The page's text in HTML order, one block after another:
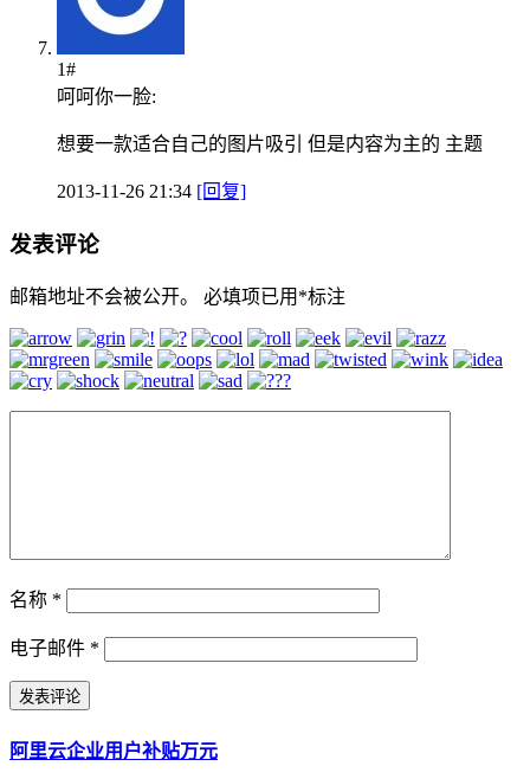
1#
呵呵你一脸:
想要一款适合自己的图片吸引 但是内容为主的 主题
2013-11-26 21:34 [回复]
发表评论
邮箱地址不会被公开。 必填项已用 *标注
名称 *
电子邮件 *
阿里云企业用户补贴万元